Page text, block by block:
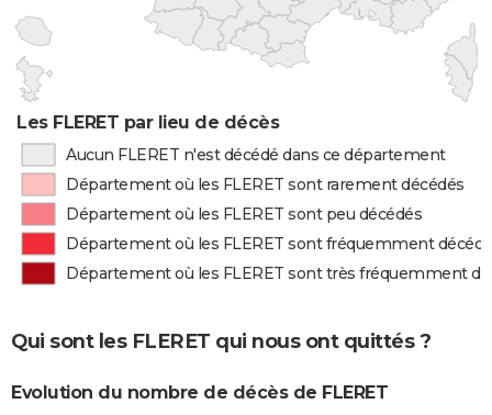
Les FLERET par lieu de décès
Aucun FLERET n'est décédé dans ce département
Département où les FLERET sont rarement décédés
Département où les FLERET sont peu décédés
Département où les FLERET sont fréquemment
Département où les FLERET sont très fréquemment
Qui sont les FLERET qui nous ont quittés ?
Evolution du nombre de décès de FLERET